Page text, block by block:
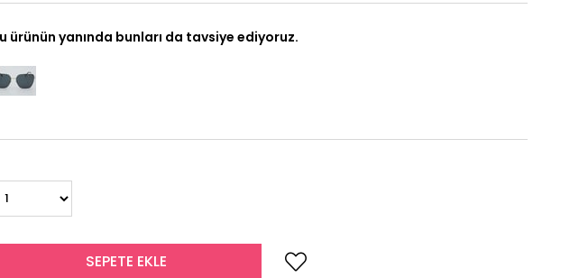
ürünün yanında bunları da tavsiye ediyoruz.